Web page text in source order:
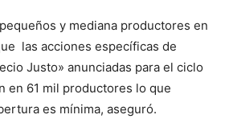
y mediana productores en
las acciones específicas de
Justo» anunciadas para el ciclo
en 61 mil productores lo que
es mínima, aseguró.